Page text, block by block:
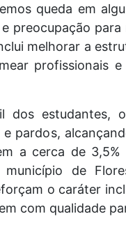
queda em
preocupação
melhorar a
profissionais
dos estudantes,
pardos,
a cerca de
de
o caráter
com qualidade